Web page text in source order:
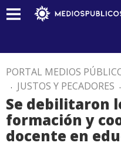
PORTAL MEDIOS
. JUSTOS Y PECADORES .
Se debilitaron
formación y
docente en